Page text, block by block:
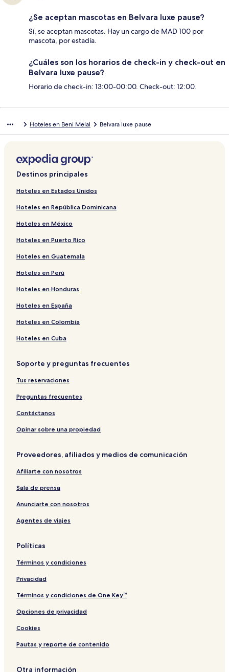
¿Se aceptan mascotas en Belvara luxe pause?
Sí, se aceptan mascotas. Hay un cargo de MAD 100 por
mascota, por estadía.
¿Cuáles son los horarios de check-in y check-out en
Belvara luxe pause?
Horario de check-in: 13:00-00:00. Check-out: 12:00.
Hoteles en Beni Melal Belvara luxe pause
Destinos principales
Hoteles en Estados Unidos
Hoteles en República Dominicana
Hoteles en México
Hoteles en Puerto Rico
Hoteles en Guatemala
Hoteles en Perú
Hoteles en Honduras
Hoteles en España
Hoteles en Colombia
Hoteles en Cuba
Soporte y preguntas frecuentes
Tus reservaciones
Preguntas frecuentes
Contáctanos
Opinar sobre una propiedad
Proveedores, afiliados y medios de comunicación
Afiliarte con nosotros
Sala de prensa
Anunciarte con nosotros
Agentes de viajes
Políticas
Términos y condiciones
Privacidad
Términos y condiciones de One Key™
Opciones de privacidad
Cookies
Pautas y reporte de contenido
Otra información